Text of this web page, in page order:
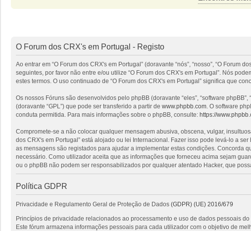
O Forum dos CRX's em Portugal - Registo
Ao entrar em “O Forum dos CRX's em Portugal” (doravante “nós”, “nosso”, “O
seguintes, por favor não entre e/ou utilize “O Forum dos CRX's em Portugal”. Nós
estes termos. O uso continuado de “O Forum dos CRX's em Portugal” significa que
Os nossos Fóruns são desenvolvidos pelo phpBB (doravante “eles”, “software
(doravante “GPL”) que pode ser transferido a partir de www.phpbb.com. O software
conduta permitida. Para mais informações sobre o phpBB, consulte: https://
Compromete-se a não colocar qualquer mensagem abusiva, obscena, vulgar,
dos CRX's em Portugal” está alojado ou lei Internacional. Fazer isso pode levá-lo a
as mensagens são registados para ajudar a implementar estas condições. Concorda
necessário. Como utilizador aceita que as informações que forneceu acima sejam
ou o phpBB não podem ser responsabilizados por qualquer atentado Hacker, que
Política GDPR
Privacidade e Regulamento Geral de Proteção de Dados (GDPR) (UE) 2016/679
Princípios de privacidade relacionados ao processamento e uso de dados pessoais
Este fórum armazena informações pessoais para cada utilizador com o objetivo de